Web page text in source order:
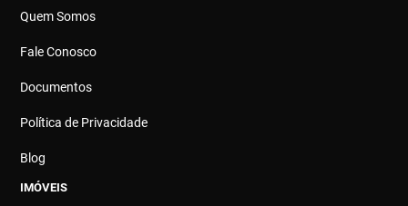
Quem Somos
Fale Conosco
Documentos
Política de Privacidade
Blog
IMÓVEIS